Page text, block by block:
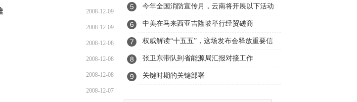
2008-12-09
2008-12-09
2008-12-08
2008-12-08
2008-12-08
2008-12-07
无人机体验店
今年全国消防宣传月，云南将开展以下活动
→
中美在马来西亚吉隆坡举行经贸磋商
权威解读“十五五”，这场发布会释放重要信
息
张卫东带队到省能源局汇报对接工作
关键时期的关键部署